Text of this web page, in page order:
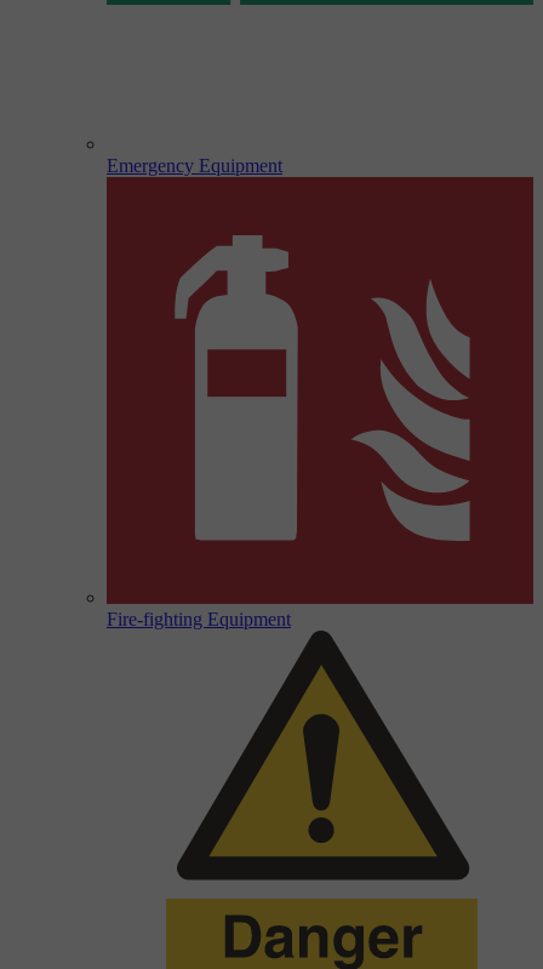
Emergency Equipment
Fire-fighting Equipment